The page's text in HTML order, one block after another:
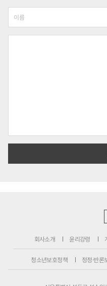
회사소개 윤리강령
청소년보호정책 정정·반론